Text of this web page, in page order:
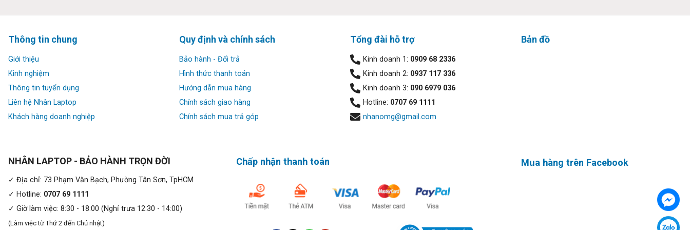
Hiệu suất mạnh mẽ của PC:
Với bộ vi xử lý Intel Core i7 1355U,
HP Pavilion 15 eg3112TUcó sức mạnh không thua kém gì một chiếc máy tính để bàn. Đây là con
Intel Iris Xe có thể làm tốt những công việc đồ họa và chơi game Full HD. Sức mạnh của HP Pavilion 15 eg3112TU đáp ứng hoàn hảo
những tác vụ nặng, các công việc chuyên nghiệp đòi hỏi phần cứng cao, để bạn luôn làm việc với hiệu suất tốt nhất.
Thông tin chung
Giới thiệu
Kinh nghiệm
Thông tin tuyển dụng
Liên hệ Nhân Laptop
Khách hàng doanh nghiệp
Quy định và chính sách
Bảo hành - Đổi trả
Hình thức thanh toán
Hướng dẫn mua hàng
Chính sách giao hàng
Chính sách mua trả góp
Tổng đài hỗ trợ
Kinh doanh 1: 0909 68 2336
Kinh doanh 2: 0937 117 336
Kinh doanh 3: 090 6979 036
Hotline: 0707 69 1111
nhanomg@gmail.com
Bản đồ
NHÂN LAPTOP - BẢO HÀNH TRỌN ĐỜI
✓ Địa chỉ: 73 Phạm Văn Bạch, Phường Tân Sơn, TpHCM
✓ Hotline: 0707 69 1111
✓ Giờ làm việc: 8:30 - 18:00 (Nghỉ trưa 12:30 - 14:00)
(Làm việc từ Thứ 2 đến Chủ nhật)
Chấp nhận thanh toán Mua hàng trên Facebook